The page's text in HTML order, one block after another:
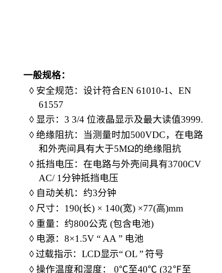
一般规格：
◊ 安全规范：设计符合EN 61010-1 、 EN
61557
◊ 显示： 3 3/4 位液晶显示及最大读值3999.
◊绝缘阻抗：当测量时加500VDC，在电路
和外壳间具有大于5MΩ的绝缘阻抗
◊抵挡电压：在电路与外壳间具有3700CV
AC/ 1 分钟抵挡电压
◊ 自动关机：约3分钟
◊ 尺寸： 190(长) × 140(宽) ×77(高)mm
◊ 重量：约800公克 (包含电池)
◊ 电源： 8×1.5V “ AA ” 电池
◊过载指示： LCD显示“ OL ”符号
◊操作温度和湿度： 0℃至40℃ (32℉至